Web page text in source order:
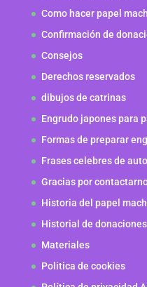
Como hacer papel
Confirmación de
Consejos
Derechos reservados
dibujos de catrinas
Engrudo japones para
Formas de preparar
Frases celebres de
Gracias por
Historia del papel
Historial de donaciones
Materiales
Politica de cookies